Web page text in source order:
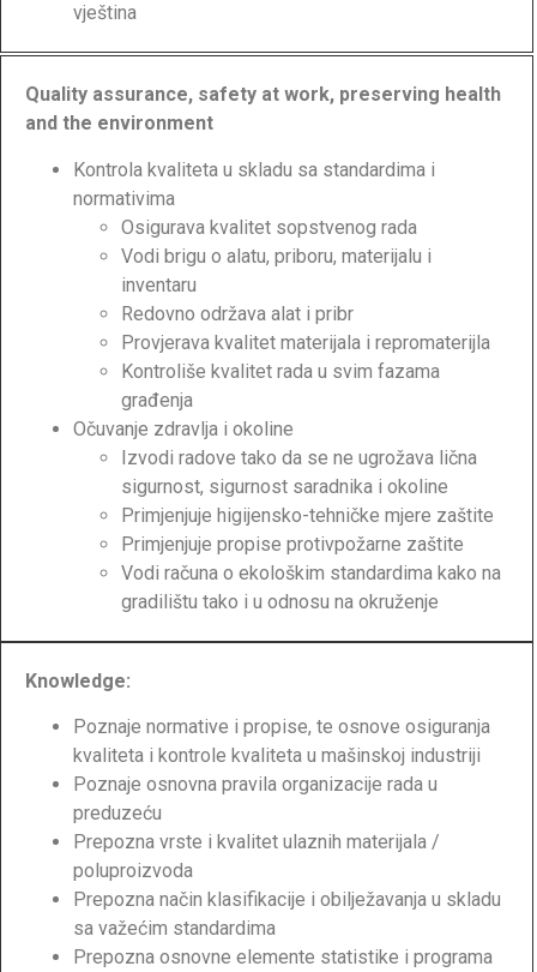
vještina
Quality assurance, safety at work, preserving health
and the environment
Kontrola kvaliteta u skladu sa standardima i
normativima
Osigurava kvalitet sopstvenog rada
Vodi brigu o alatu, priboru, materijalu i
inventaru
Redovno održava alat i pribr
Provjerava kvalitet materijala i repromaterijla
Kontroliše kvalitet rada u svim fazama
građenja
Očuvanje zdravlja i okoline
Izvodi radove tako da se ne ugrožava lična
sigurnost, sigurnost saradnika i okoline
Primjenjuje higijensko-tehničke mjere zaštite
Primjenjuje propise protivpožarne zaštite
Vodi računa o ekološkim standardima kako na
gradilištu tako i u odnosu na okruženje
Knowledge:
Poznaje normative i propise, te osnove osiguranja
kvaliteta i kontrole kvaliteta u mašinskoj industriji
Poznaje osnovna pravila organizacije rada u
preduzeću
Prepozna vrste i kvalitet ulaznih materijala /
poluproizvoda
Prepozna način klasifikacije i obilježavanja u skladu
sa važećim standardima
Prepozna osnovne elemente statistike i programa